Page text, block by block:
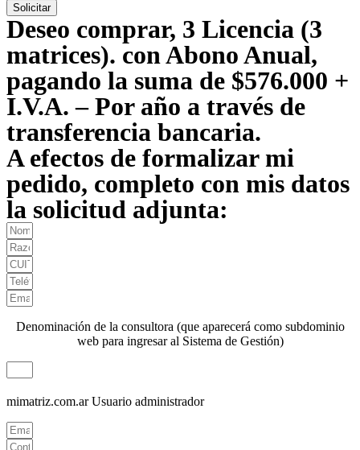
Solicitar
Deseo comprar, 3 Licencia (3
matrices). con Abono Anual,
pagando la suma de $576.000 +
I.V.A. – Por año a través de
transferencia bancaria.
A efectos de formalizar mi
pedido, completo con mis datos
la solicitud adjunta:
Denominación de la consultora (que aparecerá como subdominio
web para ingresar al Sistema de Gestión)
mimatriz.com.ar Usuario administrador